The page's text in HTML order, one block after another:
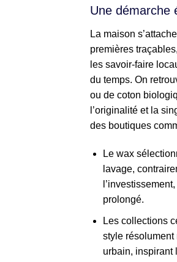
Une démarche
La maison
premières
les savoir-faire
du temps. On
ou de coton
l’originalité et la
des boutiques
Le wax
lavage,
prolongé.
Les collections
style
urbain, inspirant